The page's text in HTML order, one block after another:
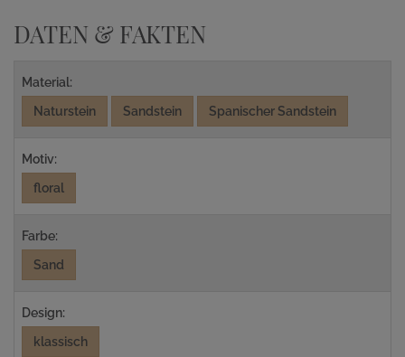
DATEN & FAKTEN
Material:
Naturstein
Sandstein Spanischer Sandstein
Motiv:
floral
Farbe:
Sand
Design:
klassisch